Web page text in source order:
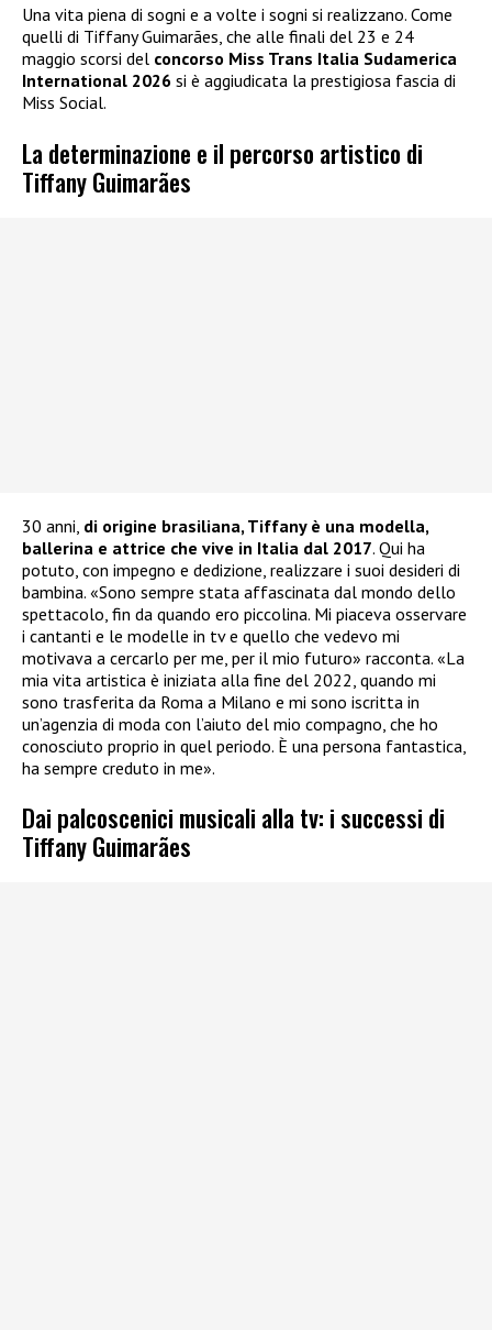
Una vita piena di sogni e a volte i sogni si realizzano. Come
quelli di Tiffany Guimarães, che alle finali del 23 e 24
maggio scorsi del concorso Miss Trans Italia Sudamerica
International 2026 si è aggiudicata la prestigiosa fascia di
Miss Social.
La determinazione e il percorso artistico di
Tiffany Guimarães
30 anni, di origine brasiliana, Tiffany è una modella,
ballerina e attrice che vive in Italia dal 2017. Qui ha
potuto, con impegno e dedizione, realizzare i suoi desideri di
bambina. «Sono sempre stata affascinata dal mondo dello
spettacolo, fin da quando ero piccolina. Mi piaceva osservare
i cantanti e le modelle in tv e quello che vedevo mi
motivava a cercarlo per me, per il mio futuro» racconta. «La
mia vita artistica è iniziata alla fine del 2022, quando mi
sono trasferita da Roma a Milano e mi sono iscritta in
un’agenzia di moda con l’aiuto del mio compagno, che ho
conosciuto proprio in quel periodo. È una persona fantastica,
ha sempre creduto in me».
Dai palcoscenici musicali alla tv: i successi di
Tiffany Guimarães